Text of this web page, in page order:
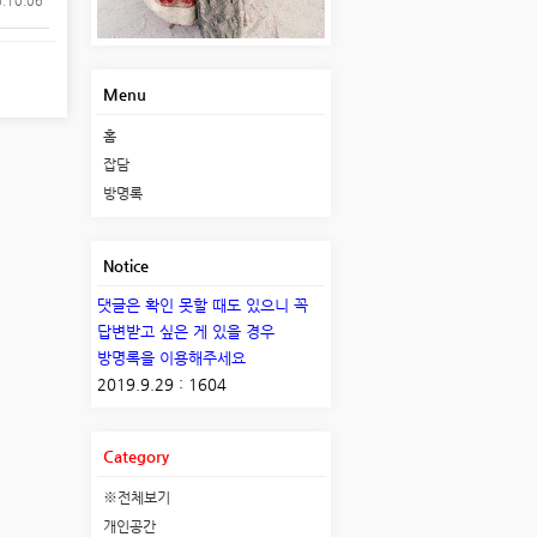
Menu
홈
잡담
방명록
Notice
댓글은 확인 못할 때도 있으니 꼭
답변받고 싶은 게 있을 경우
방명록을 이용해주세요
2019.9.29 : 1604
Category
※전체보기
개인공간